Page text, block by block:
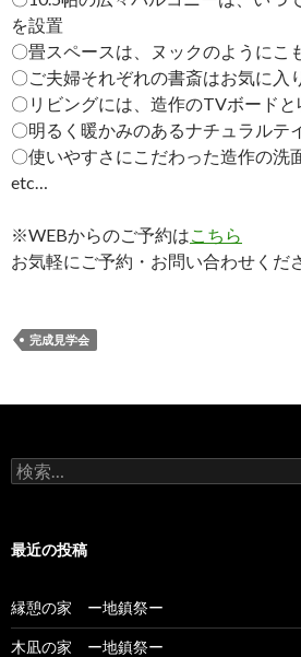
を設置
〇畳スペースは、ヌックのようにこ
〇ご夫婦それぞれの書斎はお気に入
〇リビングには、造作のTVボード
〇明るく暖かみのあるナチュラルテ
〇使いやすさにこだわった造作の洗
etc…
※WEBからのご予約は こちら
お気軽にご予約・お問い合わせくだ
完成見学会
検
索:
最近の投稿
縁憩の家 ー地鎮祭ー
木凪の家 ー地鎮祭ー